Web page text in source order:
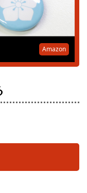
Amazon